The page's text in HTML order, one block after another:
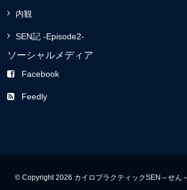
内観
SEN記 -Episode2-
ソーシャルメディア
Facebook
Feedly
© Copyright 2026 カイロプラクティックSEN～せん